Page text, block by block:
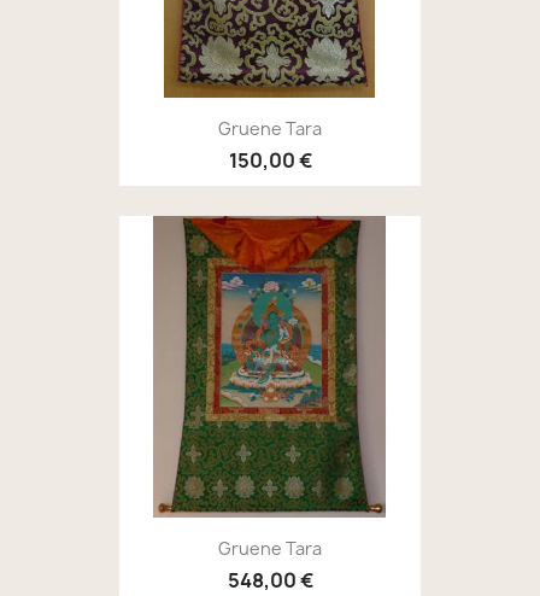
Gruene Tara
150,00 €
Gruene Tara
548,00 €